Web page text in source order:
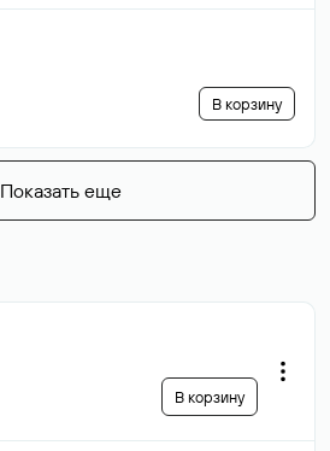
В корзину
Показать еще
В корзину